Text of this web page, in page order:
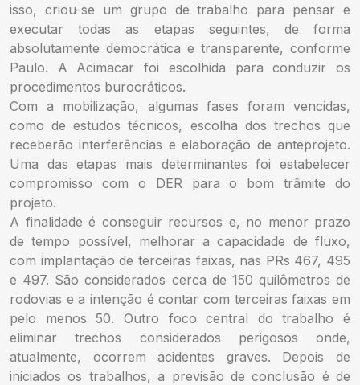
isso, criou-se um grupo de trabalho para pensar e
executar todas as etapas seguintes, de forma
absolutamente democrática e transparente, conforme
Paulo. A Acimacar foi escolhida para conduzir os
procedimentos burocráticos.
Com a mobilização, algumas fases foram vencidas,
como de estudos técnicos, escolha dos trechos que
receberão interferências e elaboração de anteprojeto.
Uma das etapas mais determinantes foi estabelecer
compromisso com o DER para o bom trâmite do
projeto.
A finalidade é conseguir recursos e, no menor prazo
de tempo possível, melhorar a capacidade de fluxo,
com implantação de terceiras faixas, nas PRs 467, 495
e 497. São considerados cerca de 150 quilômetros de
rodovias e a intenção é contar com terceiras faixas em
pelo menos 50. Outro foco central do trabalho é
eliminar trechos considerados perigosos onde,
atualmente, ocorrem acidentes graves. Depois de
iniciados os trabalhos, a previsão de conclusão é de